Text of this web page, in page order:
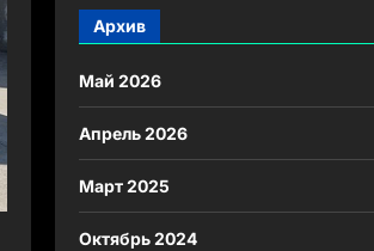
Архив
Май 2026
Апрель 2026
Март 2025
Октябрь 2024